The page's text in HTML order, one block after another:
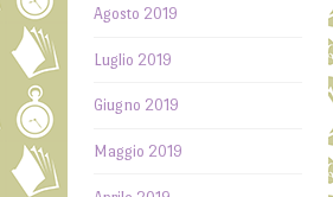
Agosto 2019
Luglio 2019
Giugno 2019
Maggio 2019